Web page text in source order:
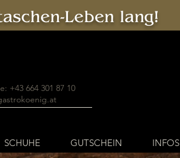
Leben lang!
+43 664 301 87 10
SCHUHE GUTSCHEIN INFOS